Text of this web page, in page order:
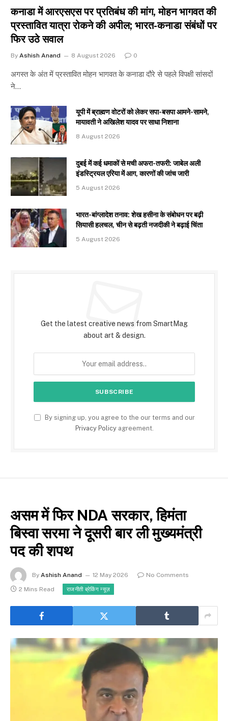
कनाडा में आरएसएस पर प्रतिबंध की मांग, मोहन भागवत की
प्रस्तावित यात्रा रोकने की अपील; भारत-कनाडा संबंधों पर
फिर उठे सवाल
By Ashish Anand 8 August 2026 0
अगस्त के अंत में प्रस्तावित मोहन भागवत के कनाडा दौरे से पहले विपक्षी सांसदों
ने…
यूपी में ब्राह्मण वोटरों को लेकर सपा-बसपा आमने-सामने,
मायावती ने अखिलेश यादव पर साधा निशाना
8 August 2026
दुबई में कई धमाकों से मची अफरा-तफरी: जाबेल अली
इंडस्ट्रियल एरिया में आग, कारणों की जांच जारी
5 August 2026
भारत-बांग्लादेश तनाव: शेख हसीना के संबोधन पर बढ़ी
सियासी हलचल, चीन से बढ़ती नजदीकी ने बढ़ाई चिंता
5 August 2026
Get the latest creative news from SmartMag
about art & design.
By signing up, you agree to the our terms and our
Privacy Policyagreement.
असम में फिर NDA सरकार, हिमंता
बिस्वा सरमा ने दूसरी बार ली मुख्यमंत्री
पद की शपथ
By Ashish Anand 12 May 2026
No Comments
2 Mins Read
राजनीती ब्रेकिंग न्यूज़